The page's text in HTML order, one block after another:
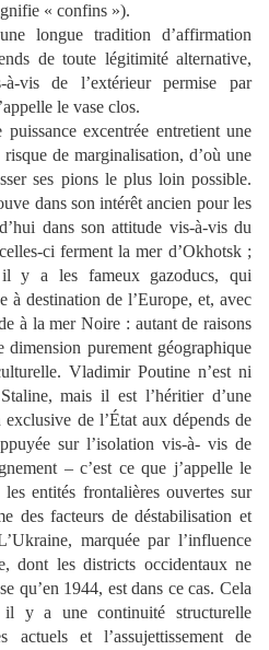
« confins »).
longue tradition d’affirmation
de toute légitimité alternative,
-à-vis de l’extérieur permise par
le vase clos.
excentrée entretient une
risque de marginalisation, d’où une
ses pions le plus loinpossible.
dans son intérêt ancien pour les
dans son attitude vis-à-vis du
ci ferment la mer d’Okhotsk ;
il y a les fameux gazoducs, qui
à destination de l’Europe, et, avec
à la mer Noire : autant de raisons
dimension purement géographique
Vladimir Poutine n’est ni
mais il est l’héritier d’une
de l’État aux dépends de
sur l’isolation vis-à- vis de
– c’est ce que j’appelle le
entités frontalières ouvertes sur
des facteurs dedéstabilisation et
marquée par l’influence
dont les districts occidentaux ne
qu’en 1944, est dans ce cas. Cela
il y a une continuité structurelle
actuels et l’assujettissement de